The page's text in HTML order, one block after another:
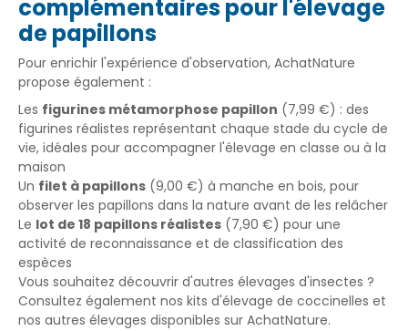
complémentaires pour l'élevage
de papillons
Pour enrichir l'expérience d'observation, AchatNature
propose également :
Les figurines métamorphose papillon (7,99 €) : des
figurines réalistes représentant chaque stade du cycle de
vie, idéales pour accompagner l'élevage en classe ou à la
maison
Un filet à papillons (9,00 €) à manche en bois, pour
observer les papillons dans la nature avant de les relâcher
Le lot de 18 papillons réalistes (7,90 €) pour une
activité de reconnaissance et de classification des
espèces
Vous souhaitez découvrir d'autres élevages d'insectes ?
Consultez également nos kits d'élevage de coccinelles et
nos autres élevages disponibles sur AchatNature.